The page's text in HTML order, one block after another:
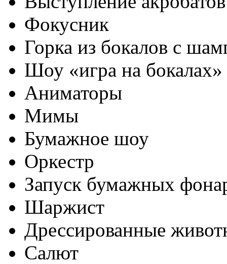
Фокусник
Горка из бокалов с
Шоу «игра на бокалах»
Аниматоры
Мимы
Бумажное шоу
Оркестр
Запуск бумажных
Шаржист
Дрессированные
Салют